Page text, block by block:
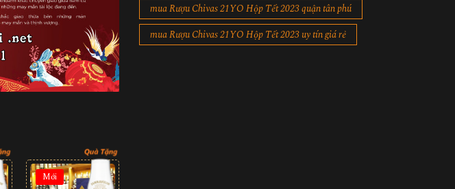
Mới
mua Rượu Chivas 21YO Hộp Tết 2023 quận tân phú
mua Rượu Chivas 21YO Hộp Tết 2023 uy tín giá rẻ